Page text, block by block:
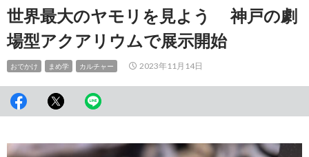
世界最大のヤモリを見よう 神戸の劇
場型アクアリウムで展示開始
おでかけ まめ学 カルチャー 2023年11月14日